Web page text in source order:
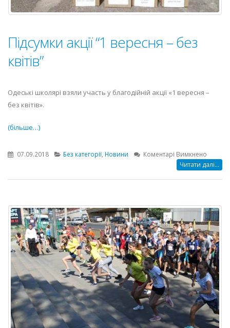
Підсумки акції “1 вересня – без
квітів”
Одеські школярі взяли участь у благодійній акції «1 вересня –
без квітів».
(більше…)
07.09.2018 Без категорії Новини Коментарі Вимкнено
–
без
квітів”
Читати далі...